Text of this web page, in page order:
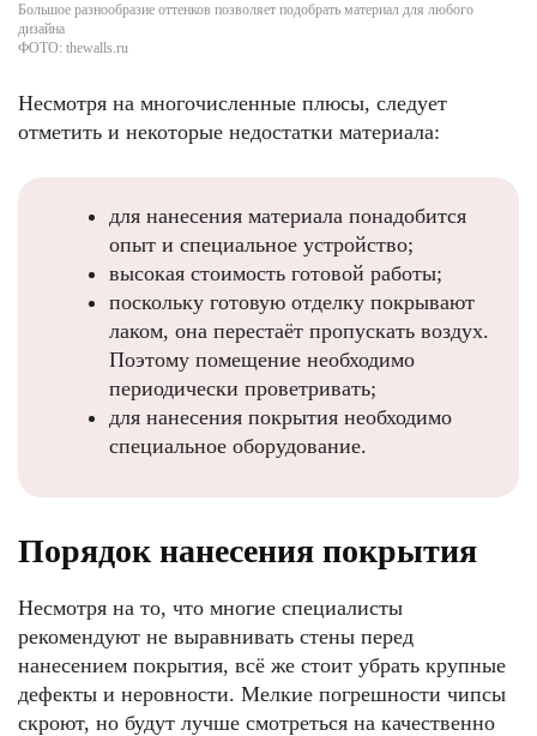
Большое разнообразие оттенков позволяет подобрать материал для любого
дизайна
ФОТО: thewalls.ru
Несмотря на многочисленные плюсы, следует
отметить и некоторые недостатки материала:
для нанесения материала понадобится
опыт и специальное устройство;
высокая стоимость готовой работы;
поскольку готовую отделку покрывают
лаком, она перестаёт пропускать воздух.
Поэтому помещение необходимо
периодически проветривать;
для нанесения покрытия необходимо
специальное оборудование.
Порядок нанесения покрытия
Несмотря на то, что многие специалисты
рекомендуют не выравнивать стены перед
нанесением покрытия, всё же стоит убрать крупные
дефекты и неровности. Мелкие погрешности чипсы
скроют, но будут лучше смотреться на качественно